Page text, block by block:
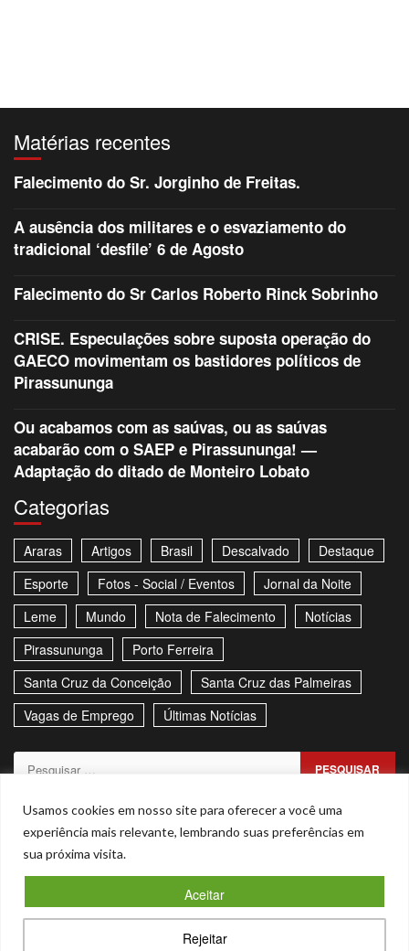
Usamos cookies em nosso site para oferecer a você uma
experiência mais relevante, lembrando suas preferências em
sua próxima visita.
Rejeitar
Aceitar
Matérias recentes
Falecimento do Sr. Jorginho de Freitas.
A ausência dos militares e o esvaziamento do
tradicional ‘desfile’ 6 de Agosto
Falecimento do Sr Carlos Roberto Rinck Sobrinho
CRISE. Especulações sobre suposta operação do
GAECO movimentam os bastidores políticos de
Pirassununga
Ou acabamos com as saúvas, ou as saúvas
acabarão com o SAEP e Pirassununga! —
Adaptação do ditado de Monteiro Lobato
Categorias
Araras Artigos Brasil Descalvado
Destaque
Esporte
Fotos - Social / Eventos
Jornal da Noite
Leme
Mundo Nota de Falecimento
Notícias
Pirassununga
Porto Ferreira
Santa Cruz da Conceição
Santa Cruz das Palmeiras
Vagas de Emprego
Últimas Notícias
Pesquisar
Sitemap Política de Privacidade Contato
Stories
Facebook
Youtube
Copyright © Todos os direitos reservados. - CNPJ –